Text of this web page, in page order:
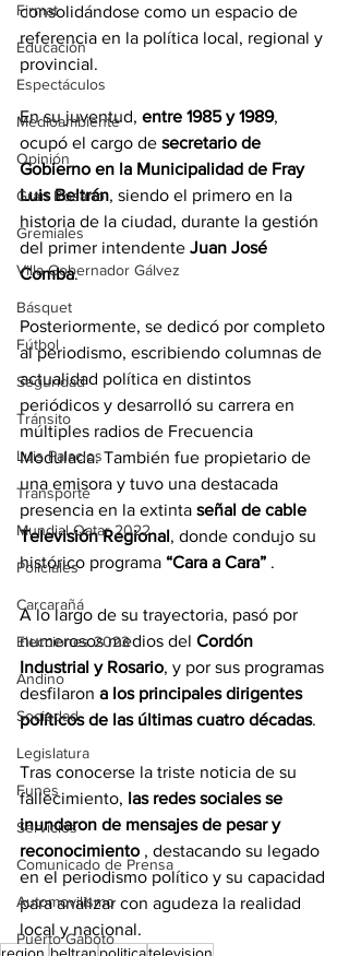
Firmat
Educación
Espectáculos
Medioambiente
Opinión
Gran Rosario
Gremiales
Villa Gobernador Gálvez
Básquet
Fútbol
Seguridad
Tránsito
Luis Palacios
Transporte
Mundial Qatar 2022
Policiales
Carcarañá
Elecciones 2023
Andino
Sociedad
Legislatura
Funes
Servicios
Comunicado de Prensa
Automovilismo
Puerto Gaboto
consolidándose como un espacio de
referencia en la política local, regional y
provincial.
En su juventud, entre 1985 y 1989,
ocupó el cargo de secretario de
Gobierno en la Municipalidad de Fray
Luis Beltrán, siendo el primero en la
historia de la ciudad, durante la gestión
del primer intendente Juan José
Comba.
Posteriormente, se dedicó por completo
al periodismo, escribiendo columnas de
actualidad política en distintos
periódicos y desarrolló su carrera en
múltiples radios de Frecuencia
Modulada. También fue propietario de
una emisora ​​y tuvo una destacada
presencia en la extinta señal de cable
Televisión Regional, donde condujo su
histórico programa “Cara a Cara” .
A lo largo de su trayectoria, pasó por
numerosos medios del Cordón
Industrial y Rosario, y por sus programas
desfilaron a los principales dirigentes
políticos de las últimas cuatro décadas.
Tras conocerse la triste noticia de su
fallecimiento, las redes sociales se
inundaron de mensajes de pesar y
reconocimiento , destacando su legado
en el periodismo político y su capacidad
para analizar con agudeza la realidad
local y nacional.